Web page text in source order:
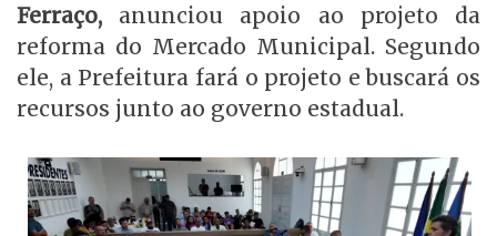
Ferraço, anunciou apoio ao projeto da
reforma do Mercado Municipal. Segundo
ele, a Prefeitura fará o projeto e buscará os
recursos junto ao governo estadual.